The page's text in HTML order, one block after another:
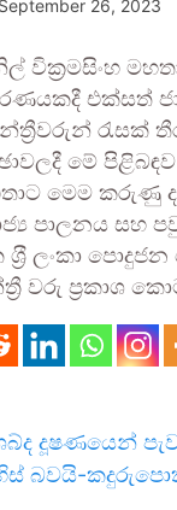
September 26, 2023
වික්‍රමසිංහ
එක්සත්
රැසක්
මේ
මෙම කරුණු
පාලනය සහ
ලංකා
වරු ප්‍රකාශ
දූෂණයෙන්
බවයි-